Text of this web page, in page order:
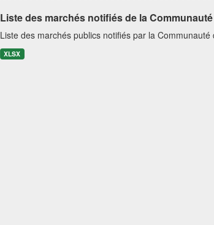
Liste des marchés notifiés de la
Liste des marchés publics notifiés par la
XLSX